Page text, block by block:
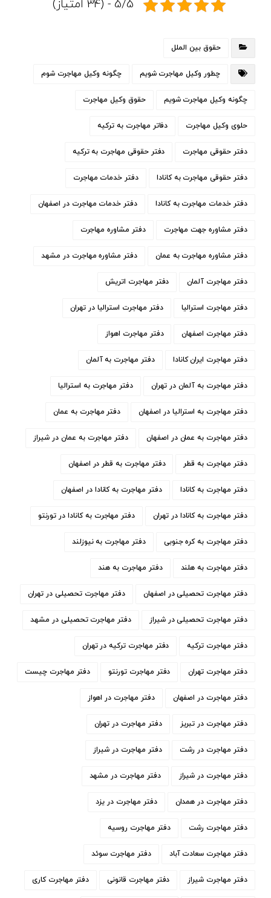
5/5 - (34 امتیاز)
حقوق بین الملل
چطور وکیل مهاجرت شویم چگونه وکیل مهاجرت شوم
چگونه وکیل مهاجرت شویم حقوق وکیل مهاجرت
حلوی وکیل مهاجرت دفاتر مهاجرت به ترکیه
دفتر حقوقی مهاجرت دفتر حقوقی مهاجرت به ترکیه
دفتر حقوقی مهاجرت به کانادا دفتر خدمات مهاجرت
دفتر خدمات مهاجرت به کانادا دفتر خدمات مهاجرت در اصفهان
دفتر مشاوره جهت مهاجرت دفتر مشاوره مهاجرت
دفتر مشاوره مهاجرت به عمان دفتر مشاوره مهاجرت در مشهد
دفتر مهاجرت آلمان دفتر مهاجرت اتریش
دفتر مهاجرت استرالیا دفتر مهاجرت استرالیا در تهران
دفتر مهاجرت اصفهان دفتر مهاجرت اهواز
دفتر مهاجرت ایران کانادا دفتر مهاجرت به آلمان
دفتر مهاجرت به آلمان در تهران دفتر مهاجرت به استرالیا
دفتر مهاجرت به استرالیا در اصفهان دفتر مهاجرت به عمان
دفتر مهاجرت به عمان در اصفهان دفتر مهاجرت به عمان در شیراز
دفتر مهاجرت به قطر دفتر مهاجرت به قطر در اصفهان
دفتر مهاجرت به کانادا دفتر مهاجرت به کانادا در اصفهان
دفتر مهاجرت به کانادا در تهران دفتر مهاجرت به کانادا در تورنتو
دفتر مهاجرت به کره جنوبی دفتر مهاجرت به نیوزلند
دفتر مهاجرت به هلند دفتر مهاجرت به هند
دفتر مهاجرت تحصیلی در اصفهان دفتر مهاجرت تحصیلی در تهران
دفتر مهاجرت تحصیلی در شیراز دفتر مهاجرت تحصیلی در مشهد
دفتر مهاجرت ترکیه دفتر مهاجرت ترکیه در تهران
دفتر مهاجرت تهران دفتر مهاجرت تورنتو دفتر مهاجرت چیست
دفتر مهاجرت در اصفهان دفتر مهاجرت در اهواز
دفتر مهاجرت در تبریز دفتر مهاجرت در تهران
دفتر مهاجرت در رشت دفتر مهاجرت در شيراز
دفتر مهاجرت در شیراز دفتر مهاجرت در مشهد
دفتر مهاجرت در همدان دفتر مهاجرت در یزد
دفتر مهاجرت رشت دفتر مهاجرت روسیه
دفتر مهاجرت سعادت آباد دفتر مهاجرت سوئد
دفتر مهاجرت شیراز دفتر مهاجرت قانونی دفتر مهاجرت کاری